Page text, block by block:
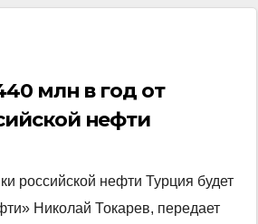
млн в год от
нефти
российской нефти Турция будет
Николай Токарев, передает